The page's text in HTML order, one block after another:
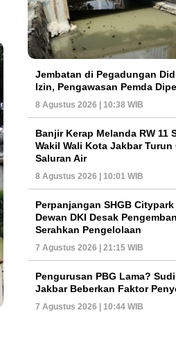
Jembatan di Pegadungan
Izin, Pengawasan Pemda
8 Agustus 2026 | 10:38 WIB
Banjir Kerap Melanda RW 11
Wakil Wali Kota Jakbar Turun
Saluran Air
8 Agustus 2026 | 10:01 WIB
Perpanjangan SHGB Citypark
Dewan DKI Desak
Serahkan Pengelolaan
7 Agustus 2026 | 21:15 WIB
Pengurusan PBG Lama?
Jakbar Beberkan Faktor
7 Agustus 2026 | 10:44 WIB